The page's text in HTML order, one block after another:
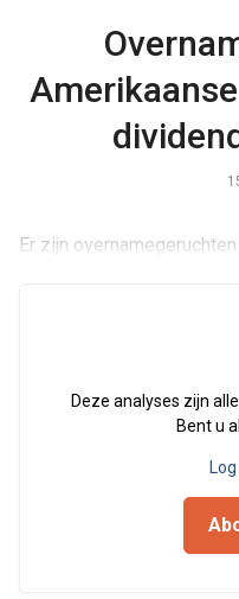
Er zijn
Deze analyses zijn
Bent u